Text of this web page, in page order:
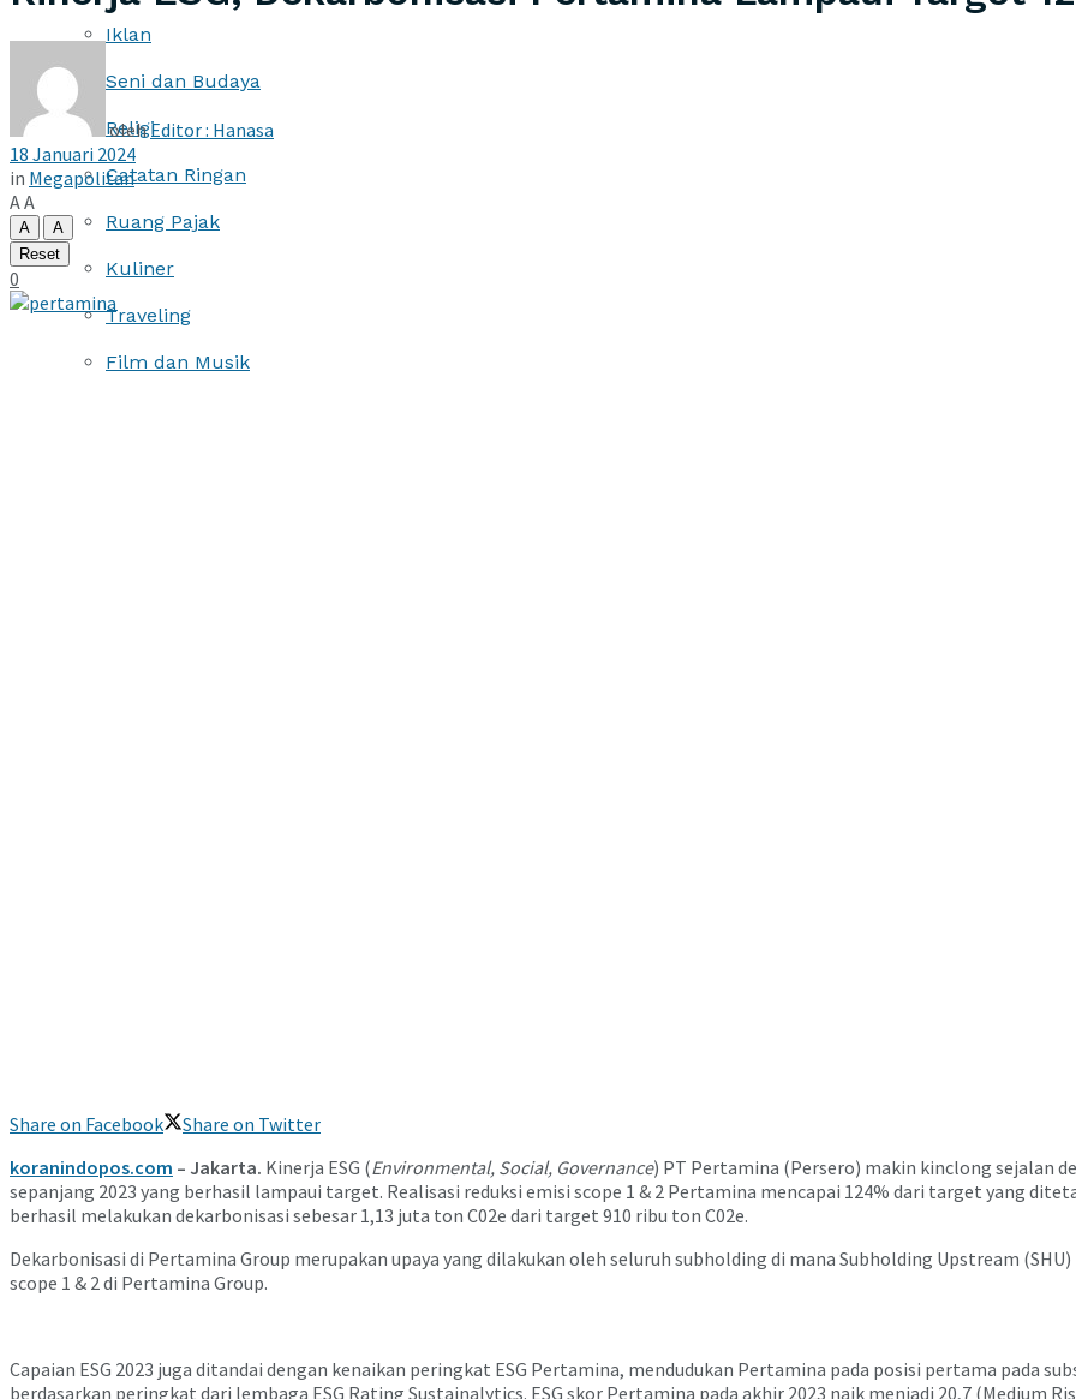
Iklan
Seni dan Budaya
Religi
Catatan Ringan
Ruang Pajak
Kuliner
Traveling
Film dan Musik
oleh Editor : Hanasa
18 Januari 2024
in Megapolitan
AA
A
A
Reset
0
Share on Facebook
Share on Twitter
koranindopos.com – Jakarta. Kinerja ESG (Environmental, Social, Governance) PT Pertamina (Persero) makin kinclong sejalan
sepanjang 2023 yang berhasil lampaui target. Realisasi reduksi emisi scope 1 & 2 Pertamina mencapai 124% dari target yang
berhasil melakukan dekarbonisasi sebesar 1,13 juta ton C02e dari target 910 ribu ton C02e.
Dekarbonisasi di Pertamina Group merupakan upaya yang dilakukan oleh seluruh subholding di mana Subholding Upstream
scope 1 & 2 di Pertamina Group.
Capaian ESG 2023 juga ditandai dengan kenaikan peringkat ESG Pertamina, mendudukan Pertamina pada posisi pertama pada
berdasarkan peringkat dari lembaga ESG Rating Sustainalytics. ESG skor Pertamina pada akhir 2023 naik menjadi 20,7 (Medium